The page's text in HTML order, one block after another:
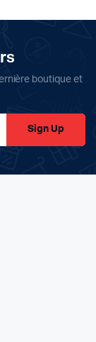
boutique et
Sign Up